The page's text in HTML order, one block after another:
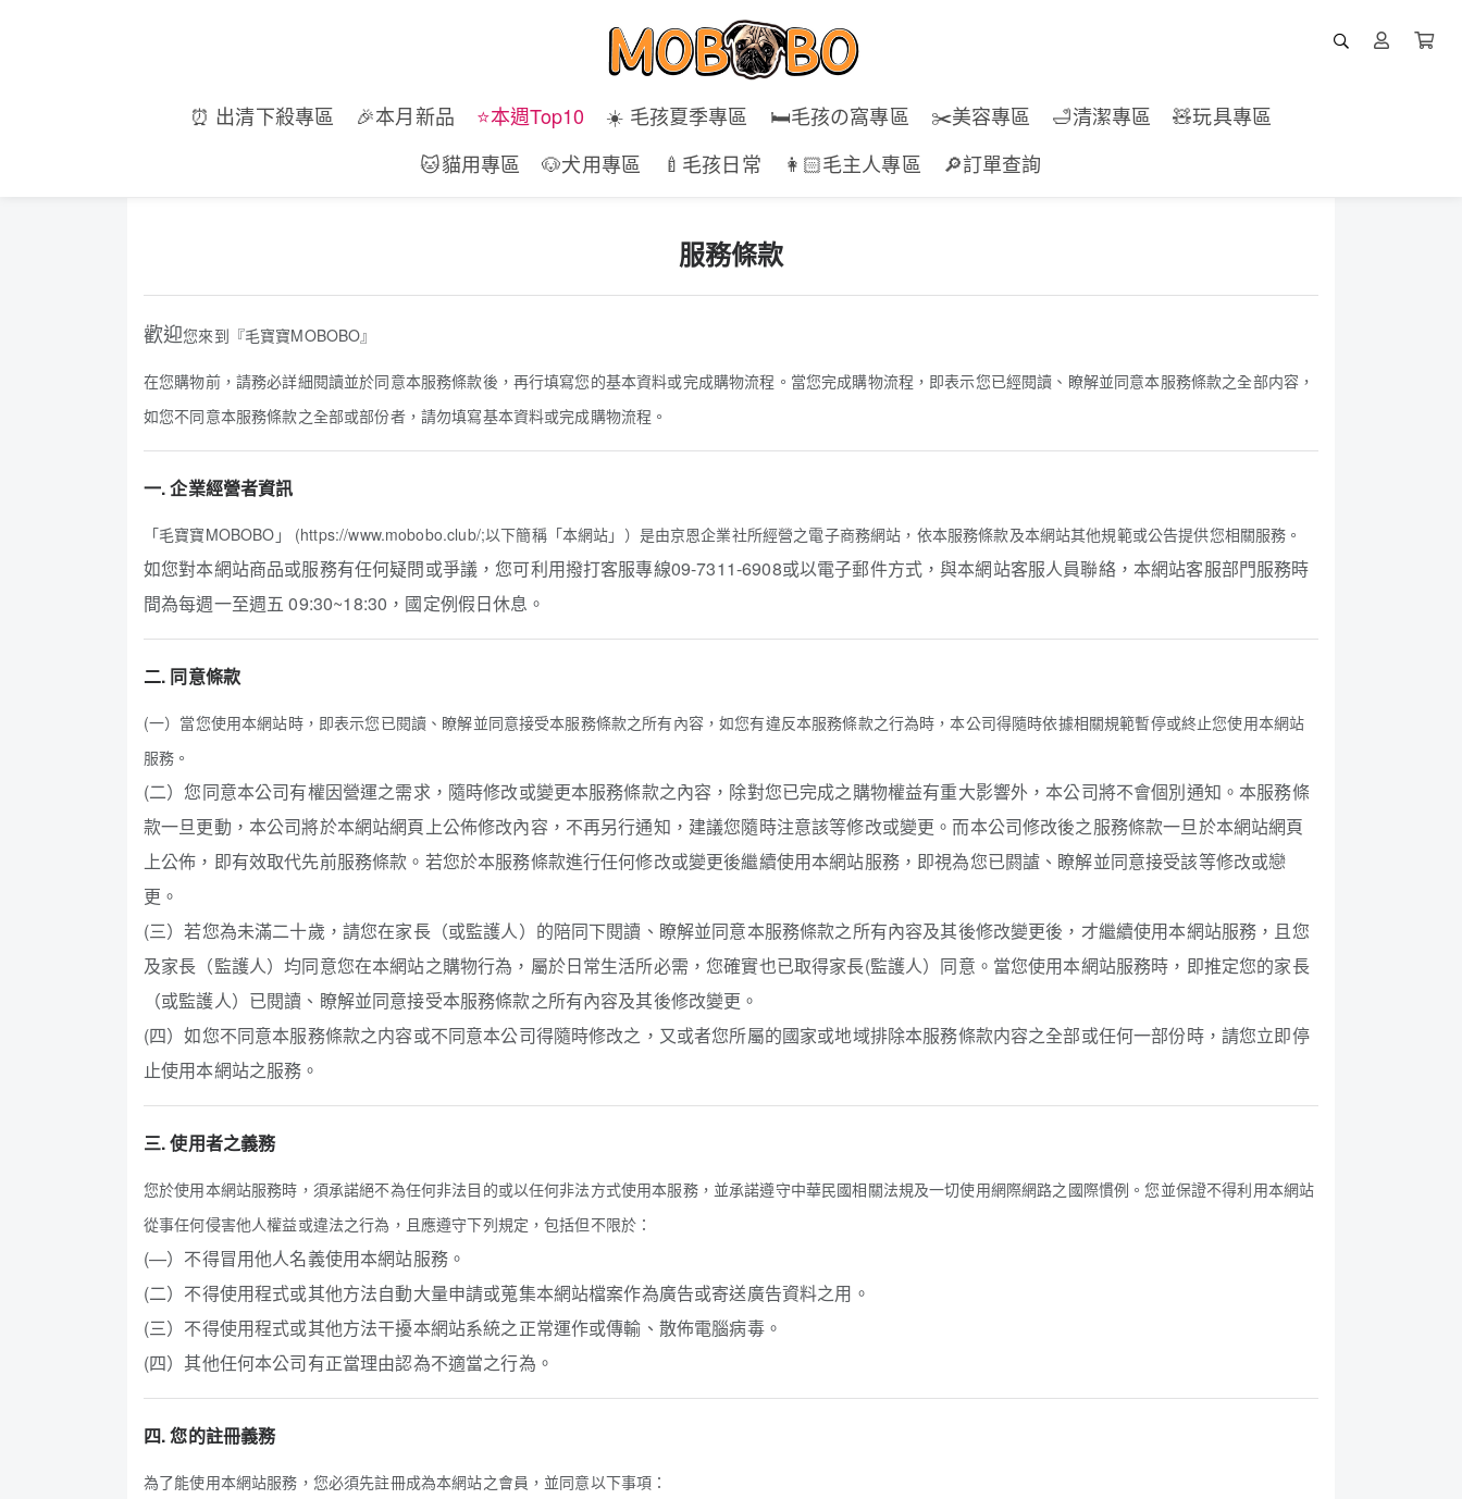
⏰ 出清下殺專區 🎉本月新品 ⭐️本週Top10 ☀️ 毛孩夏季專區 🛏️毛孩の窩專區 ✂️美容專區 🛁清潔專區
🧸玩具專區
🐱貓用專區
🐶犬用專區 🍼毛孩日常 👩🏻毛主人專區 🔎訂單查詢
服務條款
歡迎您來到『毛寶寶MOBOBO』
在您購物前，請務必詳細閱讀並於同意本服務條款後，再行填寫您的基本資料或完成購物流程。當您完成購物流程，即表示您已經閱讀、瞭解並同意本服務條款之全部内容，
如您不同意本服務條款之全部或部份者，請勿填寫基本資料或完成購物流程。
一. 企業經營者資訊
「毛寶寶MOBOBO」 (https://www.mobobo.club/;以下簡稱「本網站」）是由京恩企業社所經營之電子商務網站，依本服務條款及本網站其他規範或公告提供您相關服務。
如您對本網站商品或服務有任何疑問或爭議，您可利用撥打客服專線09-7311-6908或以電子郵件方式，與本網站客服人員聯絡，本網站客服部門服務時
間為每週一至週五 09:30~18:30，國定例假日休息。
二. 同意條款
(一）當您使用本網站時，即表示您已閱讀、瞭解並同意接受本服務條款之所有內容，如您有違反本服務條款之行為時，本公司得隨時依據相關規範暫停或終止您使用本網站
服務。
(二）您同意本公司有權因營運之需求，隨時修改或變更本服務條款之內容，除對您已完成之購物權益有重大影響外，本公司將不會個別通知。本服務條
款一旦更動，本公司將於本網站網頁上公佈修改內容，不再另行通知，建議您隨時注意該等修改或變更。而本公司修改後之服務條款一旦於本網站網頁
上公佈，即有效取代先前服務條款。若您於本服務條款進行任何修改或變更後繼續使用本網站服務，即視為您已閼謯、瞭解並同意接受該等修改或戀
更。
(三）若您為未滿二十歲，請您在家長（或監護人）的陪同下閱讀、瞭解並同意本服務條款之所有內容及其後修改變更後，才繼續使用本網站服務，且您
及家長（監護人）均同意您在本網站之購物行為，屬於日常生活所必需，您確實也已取得家長(監護人）同意。當您使用本網站服務時，即推定您的家長
（或監護人）已閱讀、瞭解並同意接受本服務條款之所有內容及其後修改變更。
(四）如您不同意本服務條款之内容或不同意本公司得隨時修改之，又或者您所屬的國家或地域排除本服務條款内容之全部或任何一部份時，請您立即停
止使用本網站之服務。
三. 使用者之義務
您於使用本網站服務時，須承諾絕不為任何非法目的或以任何非法方式使用本服務，並承諾遵守中華民國相關法規及一切使用網際網路之國際慣例。您並保證不得利用本網站
從事任何侵害他人權益或違法之行為，且應遵守下列規定，包括但不限於：
(—）不得冒用他人名義使用本網站服務。
(二）不得使用程式或其他方法自動大量申請或蒐集本網站檔案作為廣告或寄送廣告資料之用。
(三）不得使用程式或其他方法干擾本網站系統之正常運作或傳輸、散佈電腦病毒。
(四）其他任何本公司有正當理由認為不適當之行為。
四. 您的註冊義務
為了能使用本網站服務，您必須先註冊成為本網站之會員，並同意以下事項：